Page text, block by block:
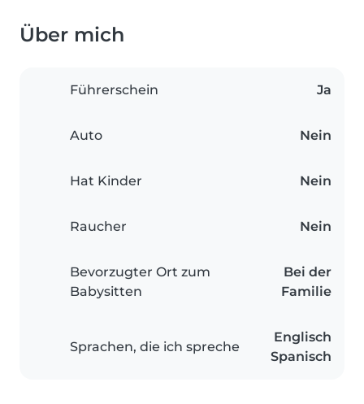
Über mich
Führerschein Ja
Auto Nein
Hat Kinder Nein
Raucher Nein
Bevorzugter Ort zum
Babysitten
Bei der
Familie
Sprachen, die ich spreche
Englisch
Spanisch